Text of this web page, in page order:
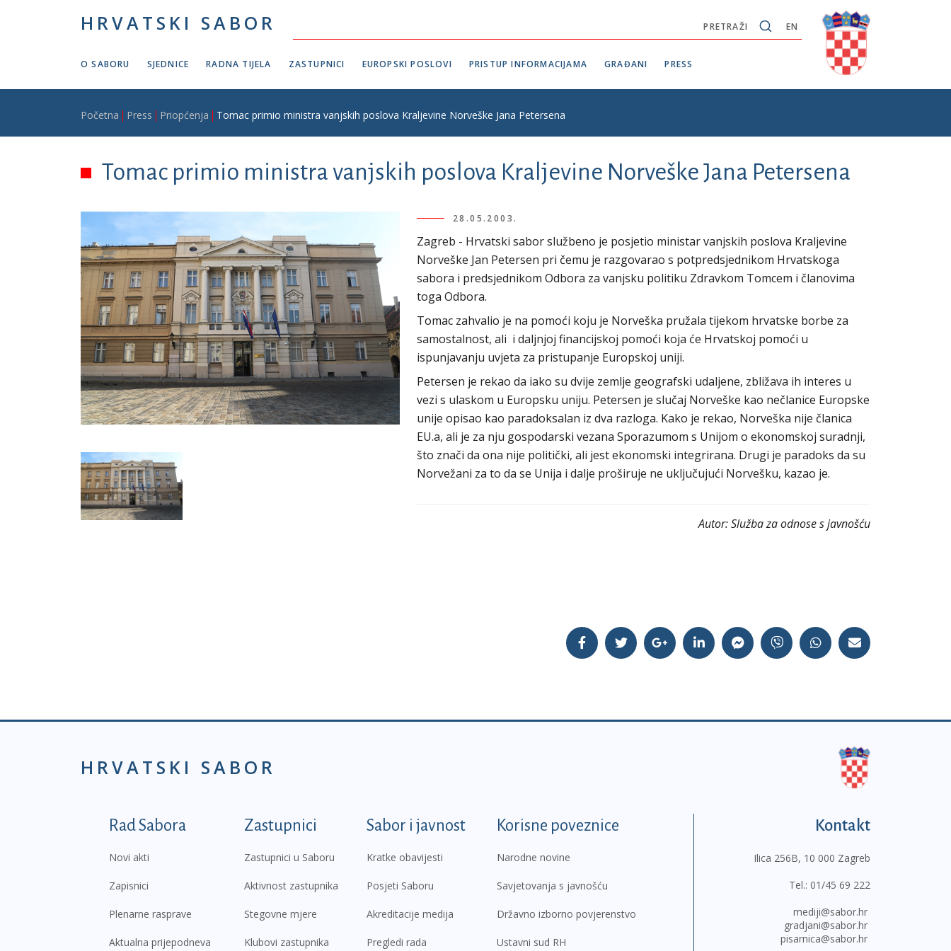
HRVATSKI SABOR EN
PRETRAŽI
O SABORU SJEDNICE RADNA TIJELA ZASTUPNICI EUROPSKI POSLOVI PRISTUP INFORMACIJAMA GRAĐANI PRESS
Breadcrumb
Početna Press Priopćenja Tomac primio ministra vanjskih poslova Kraljevine Norveške Jana Petersena
Tomac primio ministra vanjskih poslova Kraljevine Norveške Jana Petersena
28.05.2003.
Zagreb - Hrvatski sabor službeno je posjetio ministar vanjskih poslova Kraljevine
Norveške Jan Petersen pri čemu je razgovarao s potpredsjednikom Hrvatskoga
sabora i predsjednikom Odbora za vanjsku politiku Zdravkom Tomcem i članovima
toga Odbora.
Tomac zahvalio je na pomoći koju je Norveška pružala tijekom hrvatske borbe za
samostalnost, ali i daljnjoj financijskoj pomoći koja će Hrvatskoj pomoći u
ispunjavanju uvjeta za pristupanje Europskoj uniji.
Petersen je rekao da iako su dvije zemlje geografski udaljene, zbližava ih interes u
vezi s ulaskom u Europsku uniju. Petersen je slučaj Norveške kao nečlanice Europske
unije opisao kao paradoksalan iz dva razloga. Kako je rekao, Norveška nije članica
EU.a, ali je za nju gospodarski vezana Sporazumom s Unijom o ekonomskoj suradnji,
što znači da ona nije politički, ali jest ekonomski integrirana. Drugi je paradoks da su
Norvežani za to da se Unija i dalje proširuje ne uključujući Norvešku, kazao je.
Autor:Služba za odnose s javnošću
HRVATSKI SABOR
Podnožje prvi izbornik
Rad Sabora
Novi akti
Zapisnici
Plenarne rasprave
Aktualna prijepodneva
Zastupnici
Zastupnici u Saboru
Aktivnost zastupnika
Stegovne mjere
Klubovi zastupnika
Sabor i javnost
Kratke obavijesti
Posjeti Saboru
Akreditacije medija
Pregledi rada
Korisne poveznice
Narodne novine
Savjetovanja s javnošću
Državno izborno povjerenstvo
Ustavni sud RH
Kontakt
Ilica 256B, 10 000 Zagreb
Tel.: 01/45 69 222
mediji@sabor.hr
gradjani@sabor.hr
pisarnica@sabor.hr